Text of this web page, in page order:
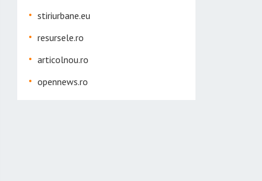
stiriurbane.eu
resursele.ro
articolnou.ro
opennews.ro